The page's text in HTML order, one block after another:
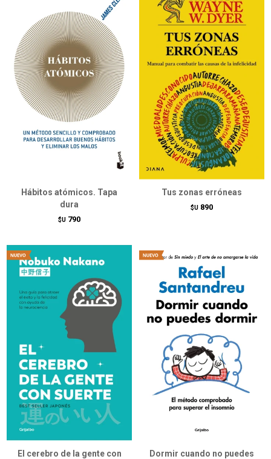
Hábitos atómicos. Tapa
dura
$U 790
Tus zonas erróneas
$U 890
El cerebro de la gente con
Dormir cuando no puedes